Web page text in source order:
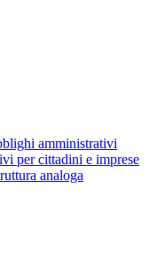
amministrativi
per cittadini e imprese
analoga